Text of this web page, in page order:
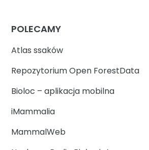
POLECAMY
Atlas ssaków
Repozytorium Open ForestData
Bioloc – aplikacja mobilna
iMammalia
MammalWeb